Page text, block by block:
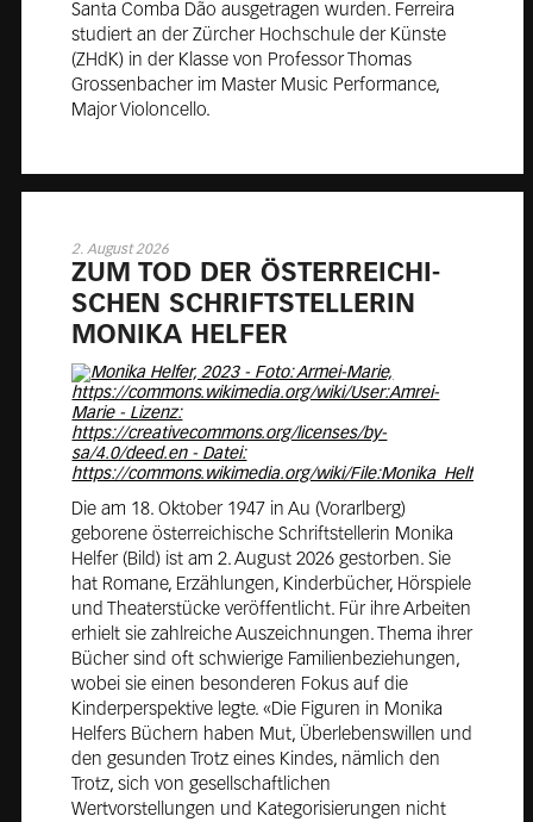
Santa Comba Dão ausgetragen wurden. Ferreira
studiert an der Zürcher Hochschule der Künste
(ZHdK) in der Klasse von Professor Thomas
Grossenbacher im Master Music Performance,
Major Violoncello.
2. August 2026
ZUM TOD DER ÖS­TER­REI­CHI­
SCHEN SCHRIFT­STEL­LE­RIN
MO­NI­KA HEL­FER
Die am 18. Oktober 1947 in Au (Vorarlberg)
geborene österreichische Schriftstellerin Monika
Helfer (Bild) ist am 2. August 2026 gestorben. Sie
hat Romane, Erzählungen, Kinderbücher, Hörspiele
und Theaterstücke veröffentlicht. Für ihre Arbeiten
erhielt sie zahlreiche Auszeichnungen. Thema ihrer
Bücher sind oft schwierige Familienbeziehungen,
wobei sie einen besonderen Fokus auf die
Kinderperspektive legte. «Die Figuren in Monika
Helfers Büchern haben Mut, Überlebenswillen und
den gesunden Trotz eines Kindes, nämlich den
Trotz, sich von gesellschaftlichen
Wertvorstellungen und Kategorisierungen nicht